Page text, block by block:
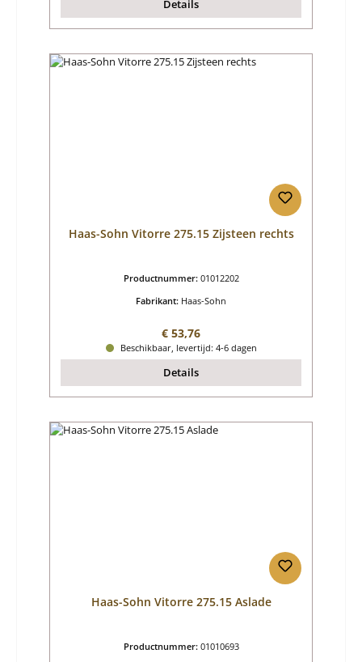
Details
Haas-Sohn Vitorre 275.15 Zijsteen rechts
Productnummer: 01012202
Fabrikant: Haas-Sohn
Normale prijs:
€ 53,76
Beschikbaar, levertijd: 4-6 dagen
Details
Haas-Sohn Vitorre 275.15 Aslade
Productnummer: 01010693